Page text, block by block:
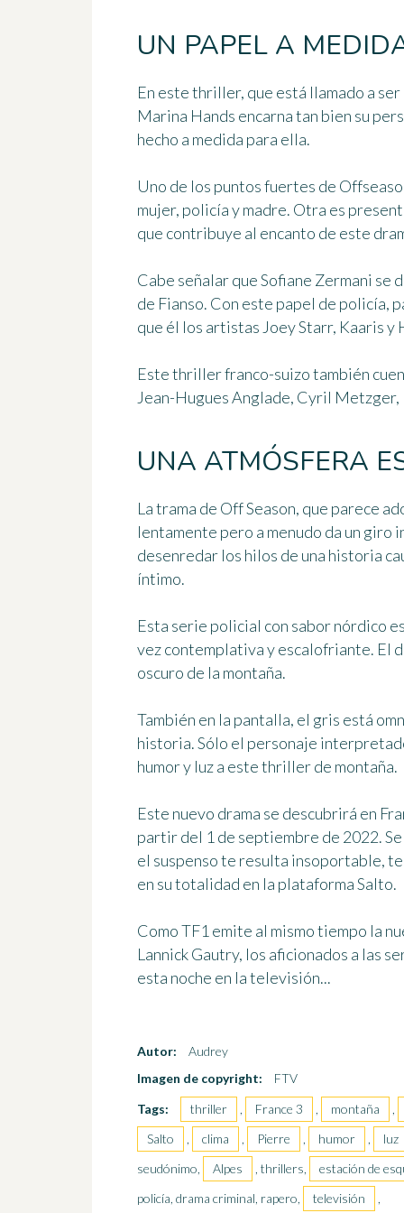
UN PAPEL A
En este thriller, que está llamado a
Marina Hands encarna tan bien su
hecho a medida para ella.
Uno de los puntos fuertes de
mujer, policía y madre. Otra es
que contribuye al encanto de este
Cabe señalar queSofiane Zermani se
de Fianso. Con este papel de policía,
que él los artistas Joey Starr, Kaaris y
Este thriller franco-suizo también
Jean-Hugues Anglade, Cyril
UNA ATMÓSFERA
La trama de Off Season, que parece
lentamente pero a menudo da un giro
desenredar los hilos de una historia
íntimo.
Esta serie policial con sabor nórdico
vez contemplativa y escalofriante. El
oscuro de la montaña.
También en la pantalla, el gris está
historia. Sólo el personaje
humor y luz a este thriller de montaña.
Este nuevo drama se descubrirá en
partir del 1 de septiembre de 2022.
el suspenso te resulta insoportable,
en su totalidad en la plataforma Salto.
Como TF1 emite al mismo tiempo la
Lannick Gautry, los aficionados a las
esta noche en la televisión...
Autor:
Audrey
Imagen de copyright:
FTV
Tags:
thriller , France 3 , montaña
,
Salto
, clima , Pierre , humor ,
luz
seudónimo,
Alpes , thrillers,
estación de
policía, drama criminal, rapero,
televisión ,